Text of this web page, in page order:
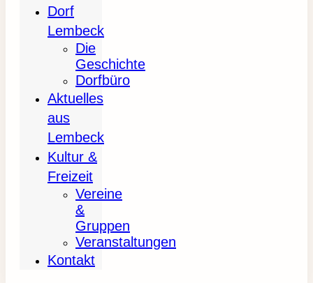
Dorf
Lembeck
Die
Geschichte
Dorfbüro
Aktuelles
aus
Lembeck
Kultur &
Freizeit
Vereine
&
Gruppen
Veranstaltungen
Kontakt